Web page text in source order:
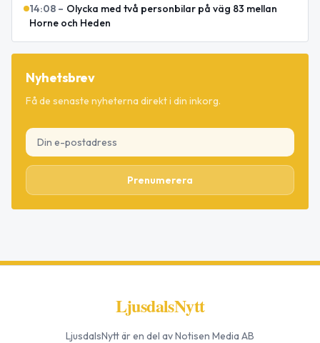
14:08 – Olycka med två personbilar på väg 83 mellan
Horne och Heden
Nyhetsbrev
Få de senaste nyheterna direkt i din inkorg.
Prenumerera
LjusdalsNytt
LjusdalsNyttär en del av Notisen Media AB